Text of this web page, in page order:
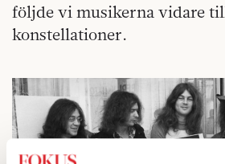
följde vi musikerna vidare
konstellationer.